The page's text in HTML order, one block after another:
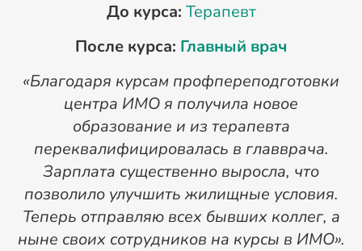
До курса: Терапевт
После курса: Главный врач
«Благодаря курсам профпереподготовки
центра ИМО я получила новое
образование и из терапевта
переквалифицировалась в главврача.
Зарплата существенно выросла, что
позволило улучшить жилищные условия.
Теперь отправляю всех бывших коллег, а
ныне своих сотрудников на курсы в ИМО».